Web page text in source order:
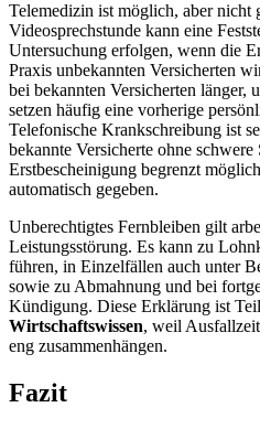
Telemedizin ist möglich, aber nicht
Videosprechstunde kann eine
Untersuchung erfolgen, wenn die
Praxis unbekannten Versicherten
bei bekannten Versicherten länger,
setzen häufig eine vorherige
Telefonische Krankschreibung ist
bekannte Versicherte ohne
Erstbescheinigung begrenzt
automatisch gegeben.
Unberechtigtes Fernbleiben gilt
Leistungsstörung. Es kann zu
führen, in Einzelfällen auch unter
sowie zu Abmahnung und bei
Kündigung. Diese Erklärung ist
Wirtschaftswissen, weil
eng zusammenhängen.
Fazit